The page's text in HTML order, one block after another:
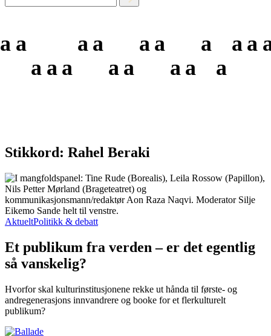
a
a
a
a
a
a
a
a
a
Stikkord: Rahel Beraki
AktueltPolitikk & debatt
Et publikum fra verden – er det egentlig
så vanskelig?
Hvorfor skal kulturinstitusjonene rekke ut hånda til første- og
andregenerasjons innvandrere og booke for et flerkulturelt
publikum?